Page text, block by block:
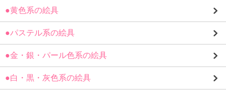
●黄色系の絵具
●パステル系の絵具
●金・銀・パール色系の絵具
●白・黒・灰色系の絵具